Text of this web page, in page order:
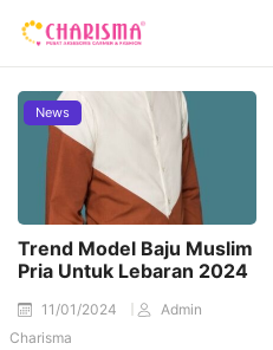
News
Trend Model Baju Muslim
Pria Untuk Lebaran 2024
11/01/2024
Admin
Charisma